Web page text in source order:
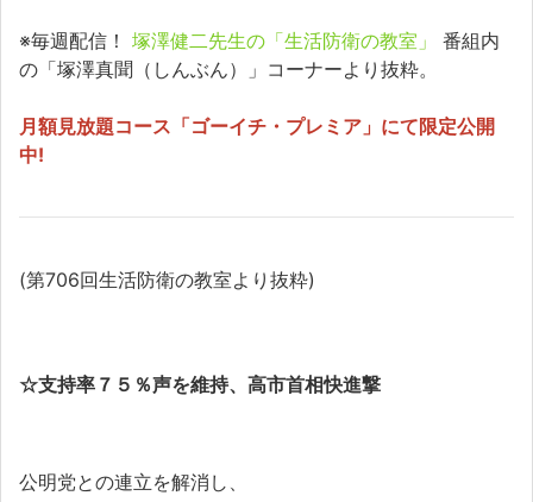
※毎週配信！ 塚澤健二先生の「生活防衛の教室」
番組内
の「塚澤真聞（しんぶん）」コーナーより抜粋。
月額見放題コース「ゴーイチ・プレミア」にて限定公開
中!
(第706回生活防衛の教室より抜粋)
☆支持率７５％声を維持、高市首相快進撃
公明党との連立を解消し、